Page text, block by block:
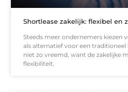
Shortlease zakelijk: flexibel en
Steeds meer ondernemers kiezen
als alternatief voor een
niet zo vreemd, want de zakelijke
flexibiliteit.